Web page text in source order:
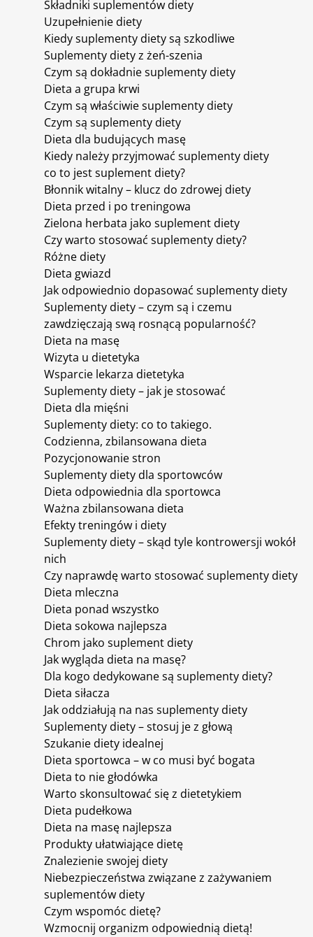
Składniki suplementów diety
Uzupełnienie diety
Kiedy suplementy diety są szkodliwe
Suplementy diety z żeń-szenia
Czym są dokładnie suplementy diety
Dieta a grupa krwi
Czym są właściwie suplementy diety
Czym są suplementy diety
Dieta dla budujących masę
Kiedy należy przyjmować suplementy diety
co to jest suplement diety?
Błonnik witalny – klucz do zdrowej diety
Dieta przed i po treningowa
Zielona herbata jako suplement diety
Czy warto stosować suplementy diety?
Różne diety
Dieta gwiazd
Jak odpowiednio dopasować suplementy diety
Suplementy diety – czym są i czemu
zawdzięczają swą rosnącą popularność?
Dieta na masę
Wizyta u dietetyka
Wsparcie lekarza dietetyka
Suplementy diety – jak je stosować
Dieta dla mięśni
Suplementy diety: co to takiego.
Codzienna, zbilansowana dieta
Pozycjonowanie stron
Suplementy diety dla sportowców
Dieta odpowiednia dla sportowca
Ważna zbilansowana dieta
Efekty treningów i diety
Suplementy diety – skąd tyle kontrowersji wokół
nich
Czy naprawdę warto stosować suplementy diety
Dieta mleczna
Dieta ponad wszystko
Dieta sokowa najlepsza
Chrom jako suplement diety
Jak wygląda dieta na masę?
Dla kogo dedykowane są suplementy diety?
Dieta siłacza
Jak oddziałują na nas suplementy diety
Suplementy diety – stosuj je z głową
Szukanie diety idealnej
Dieta sportowca – w co musi być bogata
Dieta to nie głodówka
Warto skonsultować się z dietetykiem
Dieta pudełkowa
Dieta na masę najlepsza
Produkty ułatwiające dietę
Znalezienie swojej diety
Niebezpieczeństwa związane z zażywaniem
suplementów diety
Czym wspomóc dietę?
Wzmocnij organizm odpowiednią dietą!